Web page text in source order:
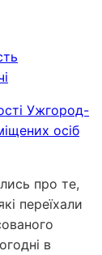
про те,
переїхали
в